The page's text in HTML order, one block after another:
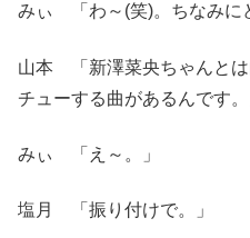
みぃ 「わ～(笑)。ちなみに
山本 「新澤菜央ちゃんと
チューする曲があるんです。
みぃ 「え～。」
塩月 「振り付けで。」